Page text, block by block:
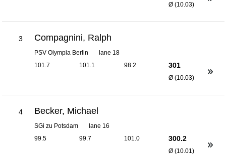
Ø (10.03)
3 Compagnini, Ralph
PSV Olympia Berlin
lane 18
101.7
101.1 98.2 301
Ø (10.03)
4 Becker, Michael
SGi zu Potsdam
lane 16
99.5
99.7 101.0 300.2
Ø (10.01)